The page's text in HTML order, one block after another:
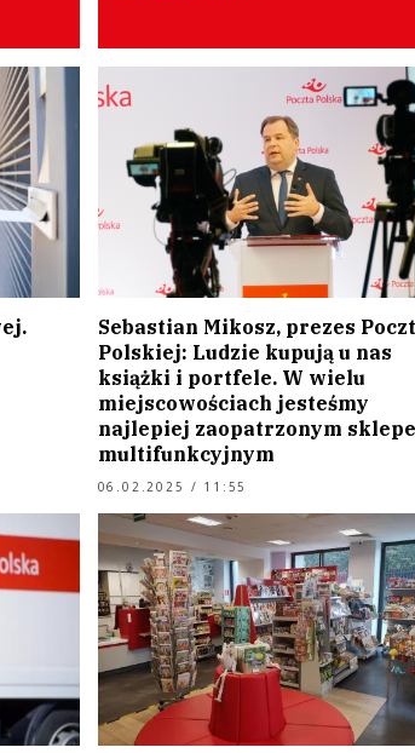
Sebastian Mikosz, prezes
Polskiej: Ludzie kupują u nas
książki i portfele. W wielu
miejscowościach jesteśmy
najlepiej zaopatrzonym
multifunkcyjnym
06.02.2025 / 11:55